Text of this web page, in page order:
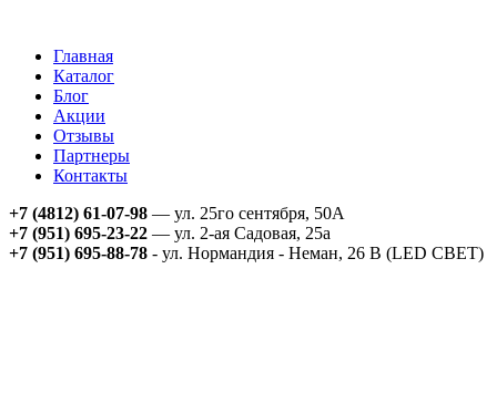
Главная
Каталог
Блог
Акции
Отзывы
Партнеры
Контакты
+7 (4812) 61-07-98 — ул. 25го сентября, 50А
+7 (951) 695-23-22 — ул. 2-ая Садовая, 25а
+7 (951) 695-88-78 - ул. Нормандия - Неман, 26 В (LED СВЕТ)